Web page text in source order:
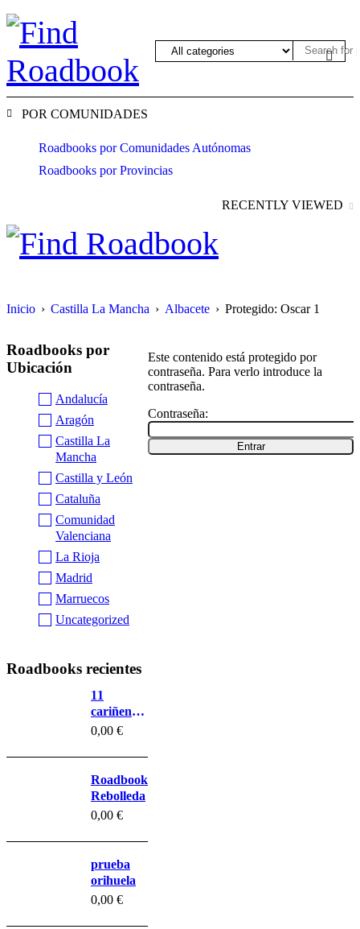
POR COMUNIDADES
Roadbooks por Comunidades Autónomas
Roadbooks por Provincias
RECENTLY VIEWED
Inicio › Castilla La Mancha › Albacete › Protegido: Oscar 1
Roadbooks por
Ubicación
Andalucía
Aragón
Castilla La
Mancha
Castilla y León
Cataluña
Comunidad
Valenciana
La Rioja
Madrid
Marruecos
Uncategorized
Roadbooks recientes
11
cariñena
Belchite
0,00 €
Roadbook
Rebolleda
0,00 €
prueba
orihuela
0,00 €
Este contenido está protegido por
contraseña. Para verlo introduce la
contraseña.
Contraseña: